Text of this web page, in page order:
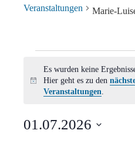
Veranstaltungen Marie-
Hinweis
Es wurden keine
Hier geht es zu den
Veranstaltungen.
01.07.2026